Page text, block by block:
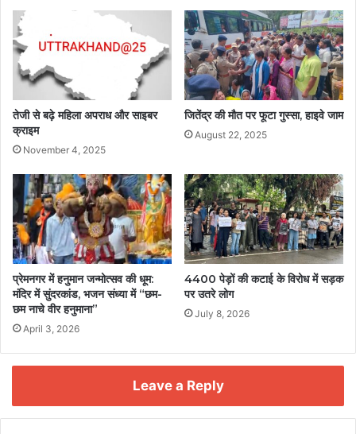
तेजी से बढ़े महिला अपराध और साइबर
क्राइम
November 4, 2025
जितेंद्र की मौत पर फूटा गुस्सा, हाइवे जाम
August 22, 2025
प्रेमनगर में हनुमान जन्मोत्सव की धूम:
मंदिर में सुंदरकांड, भजन संध्या में “छम-
छम नाचे वीर हनुमाना”
April 3, 2026
4400 पेड़ों की कटाई के विरोध में सड़क
पर उतरे लोग
July 8, 2026
Leave a Reply